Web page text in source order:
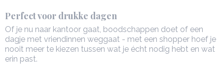
Perfect voor drukke dagen
Of je nu naar kantoor gaat, boodschappen doet of een
dagje met vriendinnen weggaat - met een shopper hoef je
nooit meer te kiezen tussen wat je écht nodig hebt en wat
erin past.